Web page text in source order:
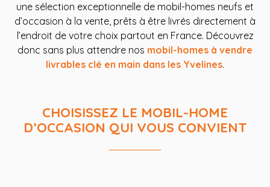
une sélection exceptionnelle de mobil-homes neufs et
d’occasion à la vente, prêts à être livrés directement à
l’endroit de votre choix partout en France. Découvrez
donc sans plus attendre nos mobil-homes à vendre
livrables clé en main dans les Yvelines.
CHOISISSEZ LE MOBIL-HOME
D’OCCASION QUI VOUS CONVIENT